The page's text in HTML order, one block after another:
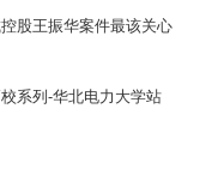
股王振华案件最该关心
系列-华北电力大学站